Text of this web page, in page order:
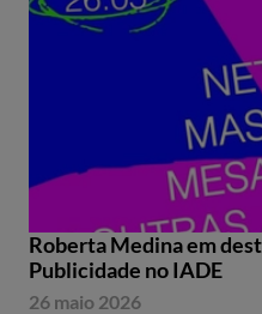
Roberta Medina em
Publicidade no IADE
26 maio 2026